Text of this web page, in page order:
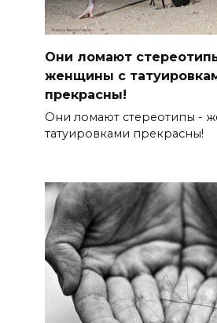
Они ломают
женщины с
прекрасны!
Они ломают стереотипы -
татуировками прекрасны!